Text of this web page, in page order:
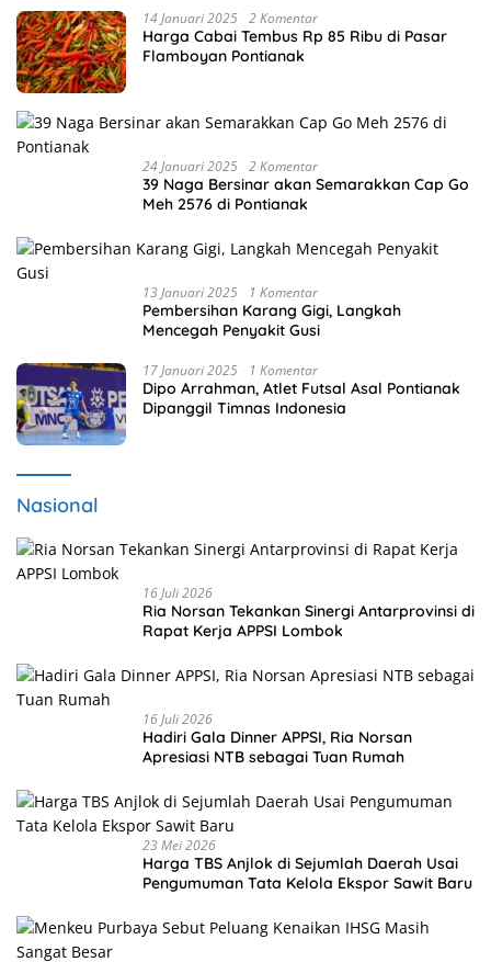
14 Januari 2025 2 Komentar
Harga Cabai Tembus Rp 85 Ribu di Pasar
Flamboyan Pontianak
24 Januari 2025 2 Komentar
39 Naga Bersinar akan Semarakkan Cap Go
Meh 2576 di Pontianak
13 Januari 2025 1 Komentar
Pembersihan Karang Gigi, Langkah
Mencegah Penyakit Gusi
17 Januari 2025 1 Komentar
Dipo Arrahman, Atlet Futsal Asal Pontianak
Dipanggil Timnas Indonesia
Nasional
16 Juli 2026
Ria Norsan Tekankan Sinergi Antarprovinsi di
Rapat Kerja APPSI Lombok
16 Juli 2026
Hadiri Gala Dinner APPSI, Ria Norsan
Apresiasi NTB sebagai Tuan Rumah
23 Mei 2026
Harga TBS Anjlok di Sejumlah Daerah Usai
Pengumuman Tata Kelola Ekspor Sawit Baru